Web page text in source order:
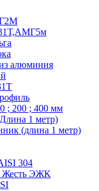
алюминия
; 200 ; 400 мм
1 метр)
(длина 1 метр)
304
Жесть ЭЖК